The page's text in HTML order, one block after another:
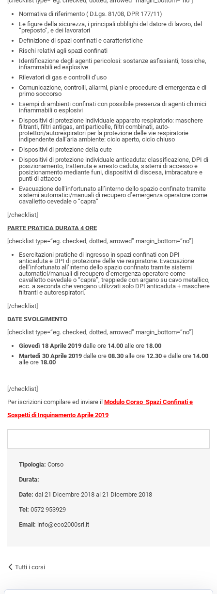
Normativa di riferimento ( D.Lgs. 81/08, DPR 177/11)
Le figure della sicurezza, i principali obblighi del datore di lavoro, del
“preposto”, e dei lavoratori
Definizione di spazi confinati e caratteristiche
Rischi relativi agli spazi confinati
Identificazione degli agenti pericolosi: sostanze asfissianti, tossiche,
infiammabili ed esplosive
Rilevatori di gas e controlli d’uso
Comunicazione, controlli, allarmi, piani e procedure di emergenza e di
primo soccorso
Esempi di ambienti confinati con possibile presenza di agenti chimici
infiammabili o esplosivi
Dispositivi di protezione individuale apparato respiratorio: maschere
filtranti, filtri antigas, antiparticelle, filtri combinati, auto-
protettori/autorespiratori per la protezione delle vie respiratorie
indipendente dall’aria ambiente: ciclo aperto, ciclo chiuso
Dispositivi di protezione della cute
Dispositivi di protezione individuale anticaduta: classificazione, DPI di
posizionamento, trattenuta e arresto caduta, sistemi di accesso e
posizionamento mediante funi, dispositivi di discesa, imbracature e
punti di attacco
Evacuazione dell’infortunato all’interno dello spazio confinato tramite
sistemi automatici/manuali di recupero d’emergenza operatore come
cavalletto cevedale o “capra”
[/checklist]
PARTE PRATICA DURATA 4 ORE
[checklist type=”eg. checked, dotted, arrowed” margin_bottom=”no”]
Esercitazioni pratiche di ingresso in spazi confinati con DPI
anticaduta e DPI di protezione delle vie respiratorie. Evacuazione
dell’infortunato all’interno dello spazio confinato tramite sistemi
automatici/manuali di recupero d’emergenza operatore come
cavalletto cevedale o “capra”, treppiede con argano su cavo metallico,
ecc. a seconda che vengano utilizzati solo DPI anticaduta + maschere
filtranti e autorespiratori.
[/checklist]
DATE SVOLGIMENTO
[checklist type=”eg. checked, dotted, arrowed” margin_bottom=”no”]
Giovedì 18 Aprile 2019 dalle ore 14.00 alle ore 18.00
Martedì 30 Aprile 2019 dalle ore 08.30 alle ore 12.30 e dalle ore 14.00
alle ore 18.00
[/checklist]
Per iscrizioni compilare ed inviare il Modulo Corso Spazi Confinati e
Sospetti di Inquinamento Aprile 2019
Tipologia: Corso
Durata:
Date: dal 21 Dicembre 2018 al 21 Dicembre 2018
Tel: 0572 953929
Email: info@eco2000srl.it
Tutti i corsi